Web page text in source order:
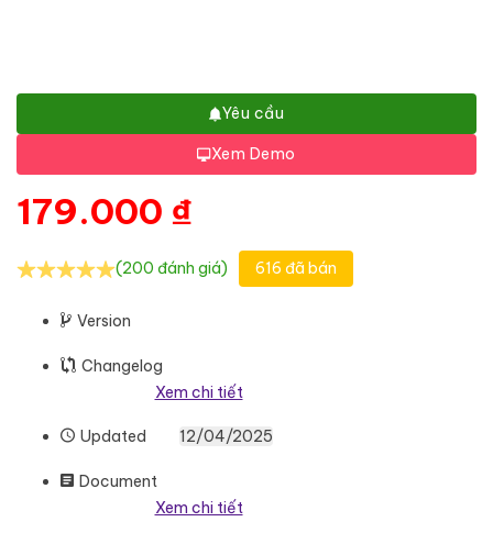
Yêu cầu
Xem Demo
179.000 ₫
(200 đánh giá) 616 đã bán
Version
Changelog
Xem chi tiết
Updated 12/04/2025
Document
Xem chi tiết